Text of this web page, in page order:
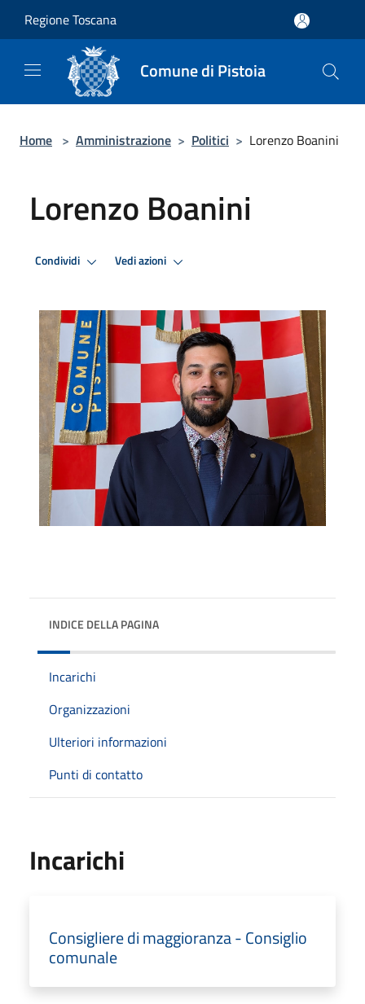
Regione Toscana
Comune di Pistoia
Home > Amministrazione > Politici > Lorenzo Boanini
Lorenzo Boanini
Condividi Vedi azioni
INDICE DELLA PAGINA
Incarichi
Organizzazioni
Ulteriori informazioni
Punti di contatto
Incarichi
Consigliere di maggioranza - Consiglio
comunale